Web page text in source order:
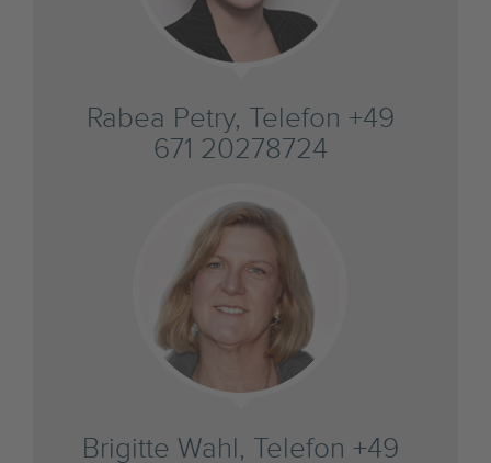
Rabea Petry, Telefon +49
671 20278724
Brigitte Wahl, Telefon +49